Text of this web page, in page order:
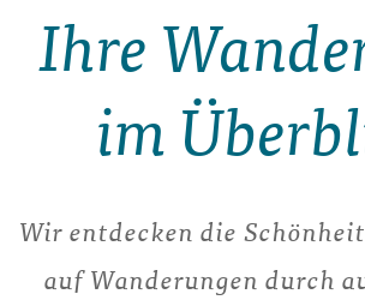
Ihre
im
Wir entdecken die
auf Wanderungen durch